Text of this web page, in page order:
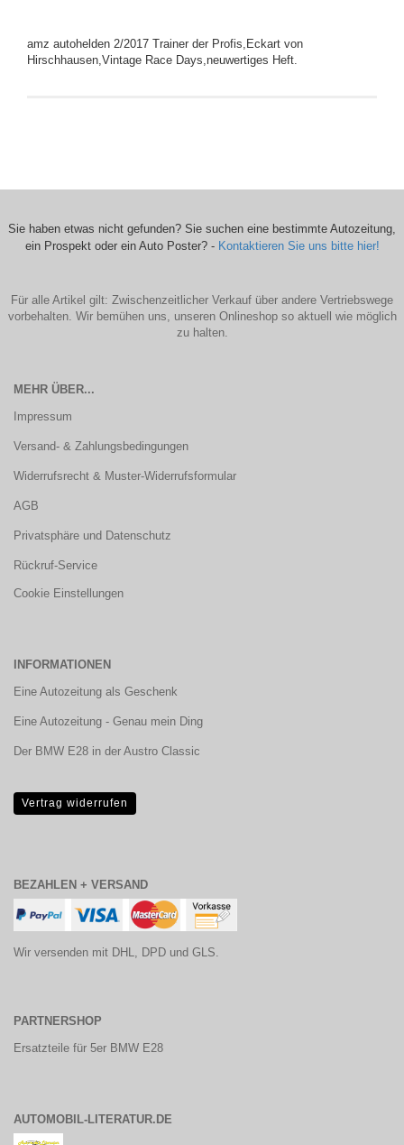
amz autohelden 2/2017 Trainer der Profis,Eckart von
Hirschhausen,Vintage Race Days,neuwertiges Heft.
Sie haben etwas nicht gefunden? Sie suchen eine bestimmte Autozeitung,
ein Prospekt oder ein Auto Poster? - Kontaktieren Sie uns bitte hier!
Für alle Artikel gilt: Zwischenzeitlicher Verkauf über andere Vertriebswege
vorbehalten. Wir bemühen uns, unseren Onlineshop so aktuell wie möglich
zu halten.
MEHR ÜBER...
Impressum
Versand- & Zahlungsbedingungen
Widerrufsrecht & Muster-Widerrufsformular
AGB
Privatsphäre und Datenschutz
Rückruf-Service
Cookie Einstellungen
INFORMATIONEN
Eine Autozeitung als Geschenk
Eine Autozeitung - Genau mein Ding
Der BMW E28 in der Austro Classic
Vertrag widerrufen
BEZAHLEN + VERSAND
Wir versenden mit DHL, DPD und GLS.
PARTNERSHOP
Ersatzteile für 5er BMW E28
AUTOMOBIL-LITERATUR.DE